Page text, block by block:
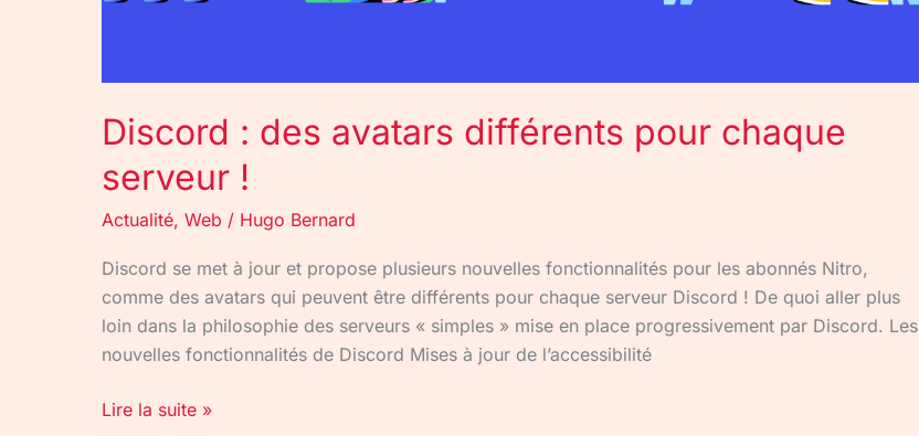
Discord : des avatars différents pour chaque
serveur !
Actualité, Web / Hugo Bernard
Discord se met à jour et propose plusieurs nouvelles fonctionnalités pour les abonnés Nitro,
comme des avatars qui peuvent être différents pour chaque serveur Discord ! De quoi aller plus
loin dans la philosophie des serveurs « simples » mise en place progressivement par Discord. Les
nouvelles fonctionnalités de Discord Mises à jour de l’accessibilité
Lire la suite »